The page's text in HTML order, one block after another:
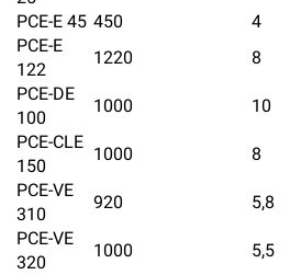
PCE-E 45 450 4
PCE-E
122
1220 8
PCE-DE
100
1000 10
PCE-CLE
150
1000 8
PCE-VE
310
920 5,8
PCE-VE
320
1000 5,5